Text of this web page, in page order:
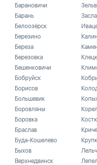
Барановичи
Барань
Белоозёрск
Березино
Береза
Березовка
Бешенковичи
Бобруйск
Борисов
Большевик
Боровляны
Боровка
Браслав
Буда-Кошелево
Быхов
Верхнедвинск
Клецк